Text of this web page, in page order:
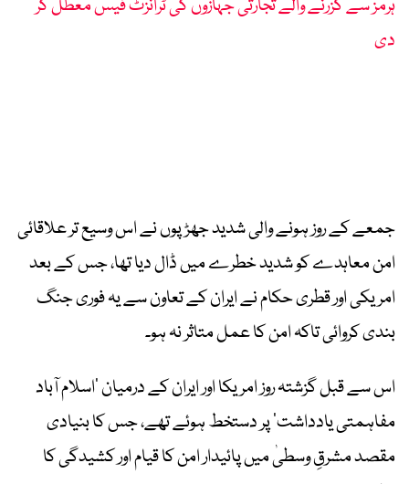
ہرمز سے گزرنے والے تجارتی جہازوں کی ٹرانزٹ فیس معطل کر
دی
جمعے کے روز ہونے والی شدید جھڑپوں نے اس وسیع تر علاقائی
امن معاہدے کو شدید خطرے میں ڈال دیا تھا، جس کے بعد
امریکی اور قطری حکام نے ایران کے تعاون سے یہ فوری جنگ
بندی کروائی تاکہ امن کا عمل متاثر نہ ہو۔
اس سے قبل گزشتہ روز امریکا اور ایران کے درمیان ‘اسلام آباد
مفاہمتی یادداشت’ پر دستخط ہوئے تھے، جس کا بنیادی
مقصد مشرقِ وسطیٰ میں پائیدار امن کا قیام اور کشیدگی کا